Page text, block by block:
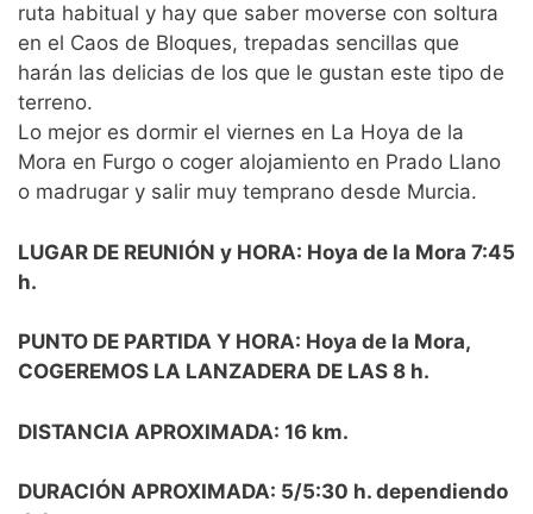
ruta habitual y hay que saber moverse con soltura
en el Caos de Bloques, trepadas sencillas que
harán las delicias de los que le gustan este tipo de
terreno.
Lo mejor es dormir el viernes en La Hoya de la
Mora en Furgo o coger alojamiento en Prado Llano
o madrugar y salir muy temprano desde Murcia.
LUGAR DE REUNIÓN y HORA: Hoya de la Mora 7:45
h.
PUNTO DE PARTIDA Y HORA: Hoya de la Mora,
COGEREMOS LA LANZADERA DE LAS 8 h.
DISTANCIA APROXIMADA: 16 km.
DURACIÓN APROXIMADA: 5/5:30 h. dependiendo